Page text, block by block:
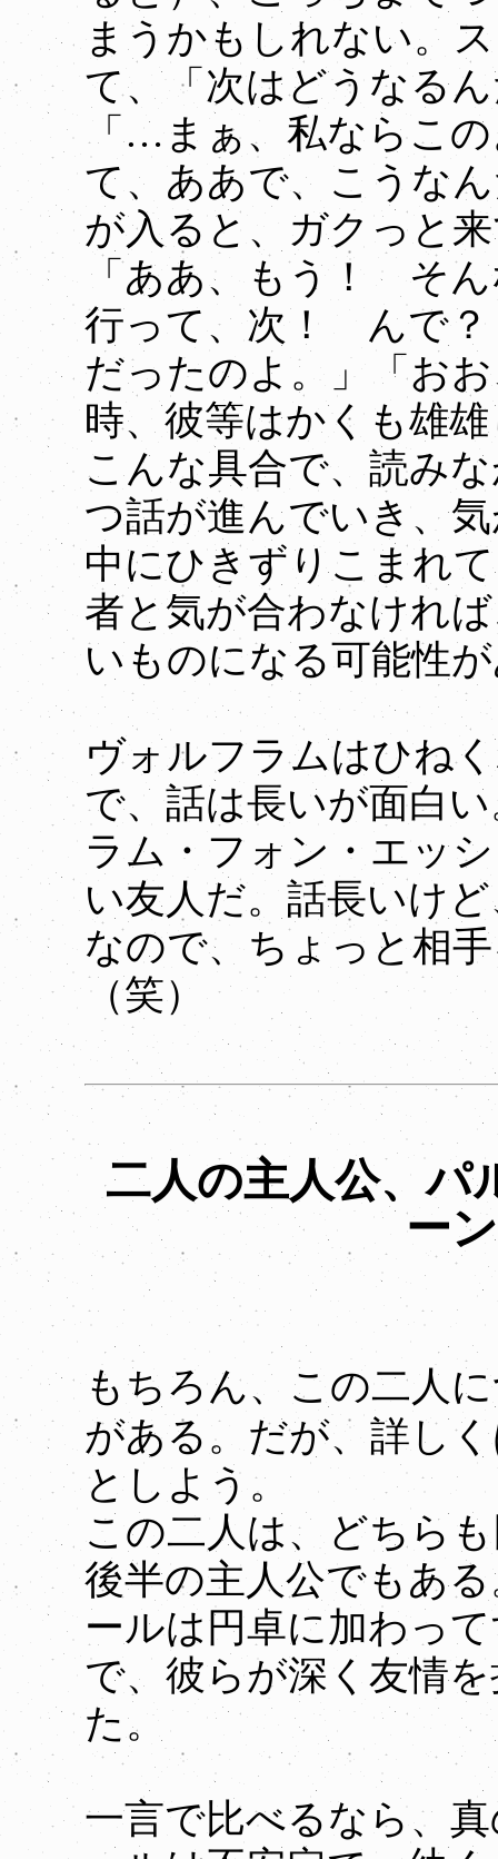
まうかもしれない。
て、「次はどうなる
「…まぁ、私ならこ
て、ああで、こうな
が入ると、ガクっと
「ああ、もう！ そん
行って、次！ んで
だったのよ。」「お
時、彼等はかくも雄
こんな具合で、読み
つ話が進んでいき、
中にひきずりこまれ
者と気が合わなけれ
いものになる可能性
ヴォルフラムはひね
で、話は長いが面白
ラム・フォン・エッ
い友人だ。話長いけ
なので、ちょっと相
（笑）
二人の主人公、パ
ー
もちろん、この二人
がある。だが、詳し
としよう。
この二人は、どちら
後半の主人公でもあ
ールは円卓に加わっ
で、彼らが深く友情
た。
一言で比べるなら、